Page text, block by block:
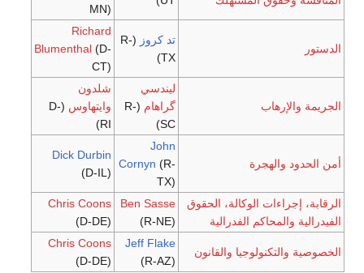
MN)
الدستور
تد كروز
(R-
TX)
Richard
Blumenthal(D-
CT)
الجريمة والإرهاب
ليندسي
گراهام (R-
SC)
شلدون
وايتهاوس
(D-
أمن الحدود والهجرة
John
Cornyn(R-
TX)
Dick Durbin
(D-IL)
الرقابة، إجراءات الوكالة، الحقوق
الفيدرالية والمحاكم الفدرالية
Ben Sasse
(R-NE)
Chris Coons
(D-DE)
الخصوصية والتكنولوجيا والقانون
Jeff Flake
(R-AZ)
Chris Coons
(D-DE)